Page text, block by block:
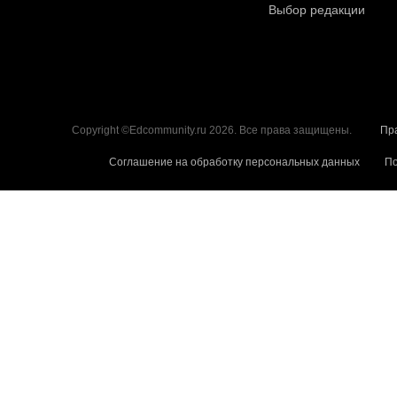
Выбор редакции
Copyright ©Edcommunity.ru 2026. Все права защищены.
Соглашение на обработку персональных данных